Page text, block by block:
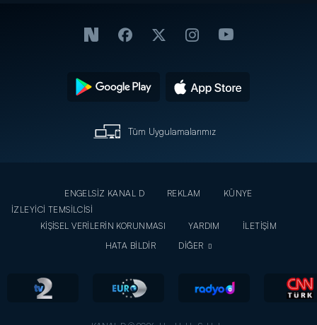
Tüm Uygulamalarımız
ENGELSİZ KANAL D REKLAM
KÜNYE
İZLEYİCİ TEMSİLCİSİ
KİŞİSEL VERİLERİN KORUNMASI
YARDIM
İLETİŞİM
HATA BİLDİR
DİĞER